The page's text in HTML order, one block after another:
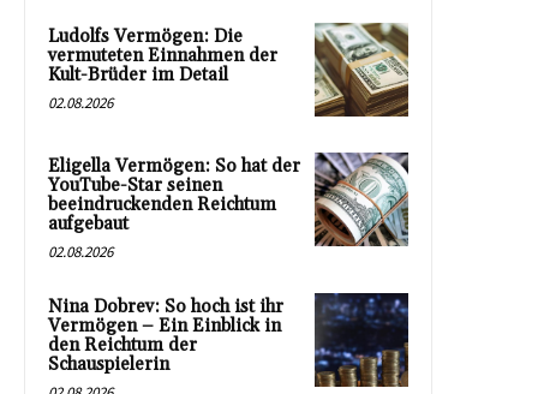
Ludolfs Vermögen: Die
vermuteten Einnahmen der
Kult-Brüder im Detail
02.08.2026
Eligella Vermögen: So hat der
YouTube-Star seinen
beeindruckenden Reichtum
aufgebaut
02.08.2026
Nina Dobrev: So hoch ist ihr
Vermögen – Ein Einblick in
den Reichtum der
Schauspielerin